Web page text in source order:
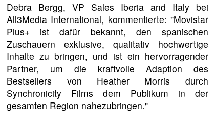
Debra Bergg, VP Sales Iberia and Italy bei
All3Media International, kommentierte: "Movistar
Plus+ ist dafür bekannt, den spanischen
Zuschauern exklusive, qualitativ hochwertige
Inhalte zu bringen, und ist ein hervorragender
Partner, um die kraftvolle Adaption des
Bestsellers von Heather Morris durch
Synchronicity Films dem Publikum in der
gesamten Region nahezubringen."